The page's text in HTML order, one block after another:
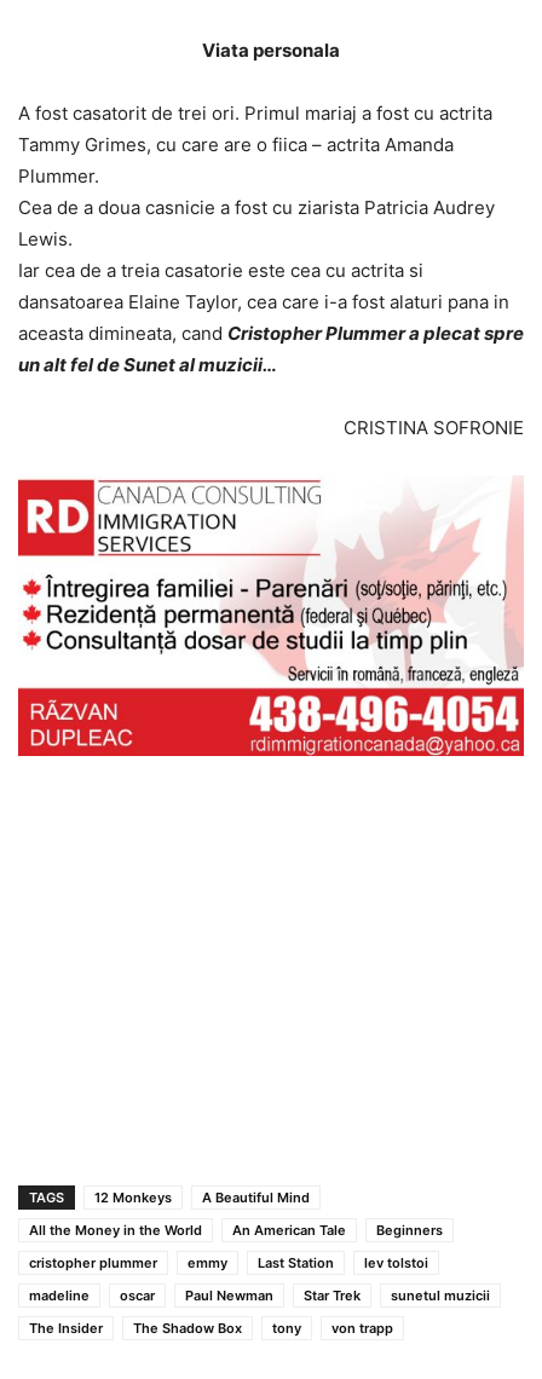
Viata personala
A fost casatorit de trei ori. Primul mariaj a fost cu actrita
Tammy Grimes, cu care are o fiica – actrita Amanda
Plummer.
Cea de a doua casnicie a fost cu ziarista Patricia Audrey
Lewis.
Iar cea de a treia casatorie este cea cu actrita si
dansatoarea Elaine Taylor, cea care i-a fost alaturi pana in
aceasta dimineata, cand Cristopher Plummer a plecat spre
un alt fel de Sunet al muzicii…
CRISTINA SOFRONIE
TAGS 12 Monkeys
A Beautiful Mind
All the Money in the World
An American Tale
Beginners
cristopher plummer
emmy Last Station
lev tolstoi
madeline
oscar Paul Newman Star Trek
sunetul muzicii
The Insider
The Shadow Box tony von trapp